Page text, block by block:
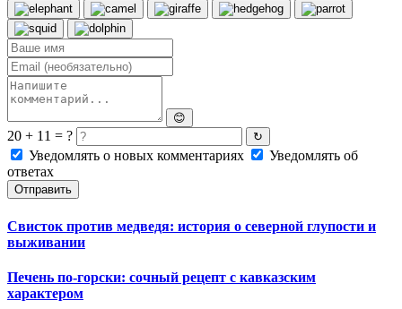
😊
20 + 11 = ? ↻
Уведомлять о новых комментариях
Уведомлять об
ответах
Отправить
Свисток против медведя: история о северной глупости и
выживании
Печень по-горски: сочный рецепт с кавказским
характером